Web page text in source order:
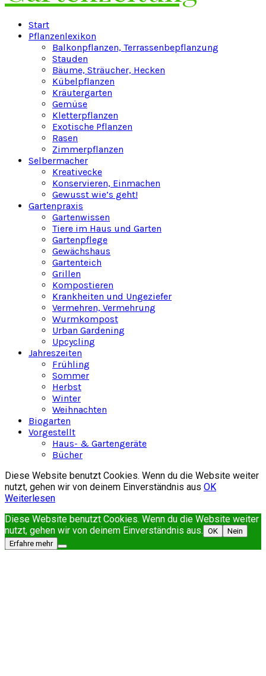
Start
Pflanzenlexikon
Balkonpflanzen, Terrassenbepflanzung
Stauden
Bäume, Sträucher, Hecken
Kübelpflanzen
Kräutergarten
Gemüse
Kletterpflanzen
Exotische Pflanzen
Rasen
Zimmerpflanzen
Selbermacher
Kreativecke
Konservieren, Einmachen
Gewusst wie’s geht!
Gartenpraxis
Gartenwissen
Tiere im Haus und Garten
Gartenpflege
Gewächshaus
Gartenteich
Grillen
Kompostieren
Krankheiten und Ungeziefer
Vermehren, Vermehrung
Wurmkompost
Urban Gardening
Upcycling
Jahreszeiten
Frühling
Sommer
Herbst
Winter
Weihnachten
Biogarten
Vorgestellt
Haus- & Gartengeräte
Bücher
Diese Website benutzt Cookies. Wenn du die Website weiter
nutzt, gehen wir von deinem Einverständnis aus OK
Weiterlesen
Diese Website benutzt Cookies. Wenn du die Website weiter
nutzt, gehen wir von deinem Einverständnis aus. OK
Nein
Erfahre mehr